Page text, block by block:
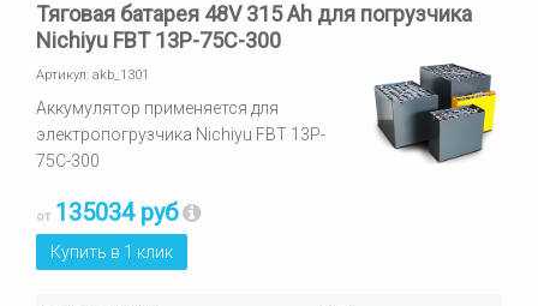
Тяговая батарея 48V 315 Ah для погрузчика
Nichiyu FBT 13P-75C-300
Артикул: akb_1301
Аккумулятор применяется для
электропогрузчика Nichiyu FBT 13P-
75C-300
от 135034 руб
Купить в 1 клик